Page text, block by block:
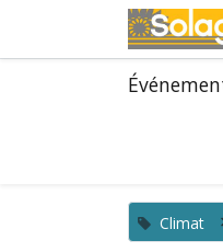
Climat